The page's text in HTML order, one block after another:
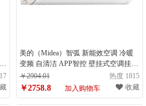
美的（Midea）智弧 新能效空调 冷暖
变频 自清洁 APP智控 壁挂式空调挂机
大1匹（计量单位：台）
￥2904.01 热度 1815
￥2758.8 加入购物车 收藏